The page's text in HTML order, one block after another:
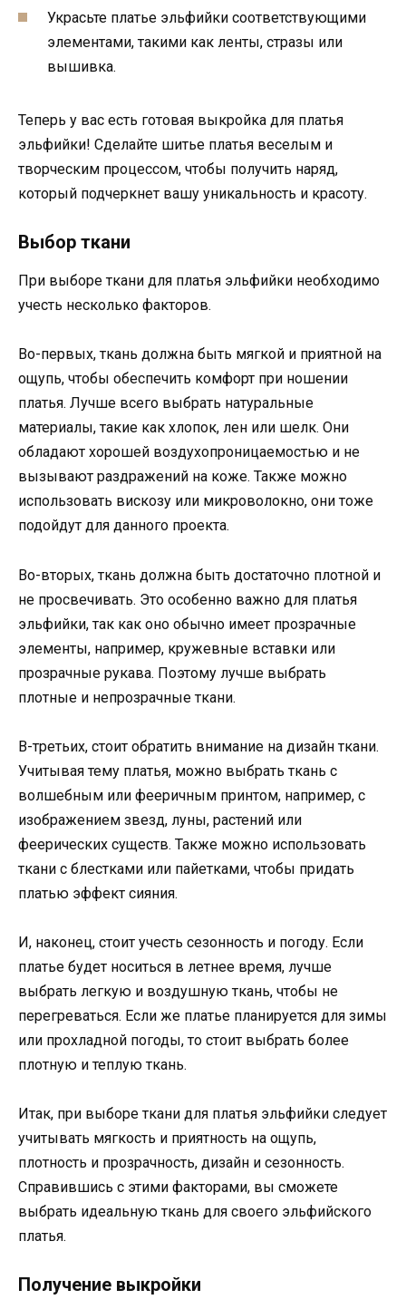
Украсьте платье эльфийки соответствующими
элементами, такими как ленты, стразы или
вышивка.
Теперь у вас есть готовая выкройка для платья
эльфийки! Сделайте шитье платья веселым и
творческим процессом, чтобы получить наряд,
который подчеркнет вашу уникальность и красоту.
Выбор ткани
При выборе ткани для платья эльфийки необходимо
учесть несколько факторов.
Во-первых, ткань должна быть мягкой и приятной на
ощупь, чтобы обеспечить комфорт при ношении
платья. Лучше всего выбрать натуральные
материалы, такие как хлопок, лен или шелк. Они
обладают хорошей воздухопроницаемостью и не
вызывают раздражений на коже. Также можно
использовать вискозу или микроволокно, они тоже
подойдут для данного проекта.
Во-вторых, ткань должна быть достаточно плотной и
не просвечивать. Это особенно важно для платья
эльфийки, так как оно обычно имеет прозрачные
элементы, например, кружевные вставки или
прозрачные рукава. Поэтому лучше выбрать
плотные и непрозрачные ткани.
В-третьих, стоит обратить внимание на дизайн ткани.
Учитывая тему платья, можно выбрать ткань с
волшебным или фееричным принтом, например, с
изображением звезд, луны, растений или
феерических существ. Также можно использовать
ткани с блестками или пайетками, чтобы придать
платью эффект сияния.
И, наконец, стоит учесть сезонность и погоду. Если
платье будет носиться в летнее время, лучше
выбрать легкую и воздушную ткань, чтобы не
перегреваться. Если же платье планируется для зимы
или прохладной погоды, то стоит выбрать более
плотную и теплую ткань.
Итак, при выборе ткани для платья эльфийки следует
учитывать мягкость и приятность на ощупь,
плотность и прозрачность, дизайн и сезонность.
Справившись с этими факторами, вы сможете
выбрать идеальную ткань для своего эльфийского
платья.
Получение выкройки